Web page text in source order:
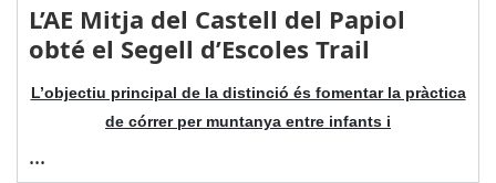
L’AE Mitja del Castell del Papiol
obté el Segell d’Escoles Trail
L’objectiu principal de la distinció és fomentar la pràctica
de córrer per muntanya entre infants i
...